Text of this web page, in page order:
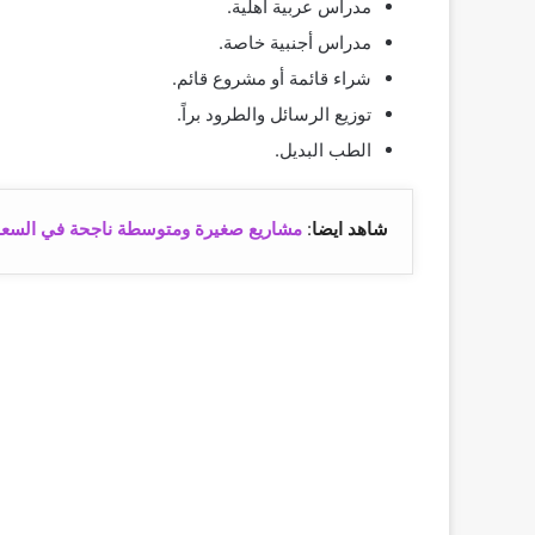
مدراس عربية أهلية.
مدراس أجنبية خاصة.
شراء قائمة أو مشروع قائم.
توزيع الرسائل والطرود براً.
الطب البديل.
شاهد ايضا: مشاريع صغيرة ومتوسطة ناجحة في